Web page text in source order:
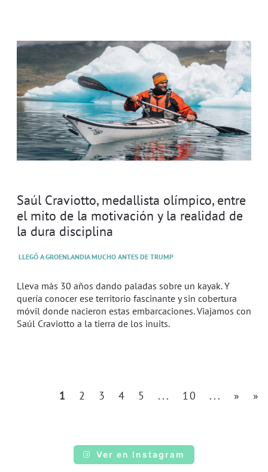
Saúl Craviotto, medallista olímpico, entre
el mito de la motivación y la realidad de
la dura disciplina
LLEGÓ A GROENLANDIA MUCHO ANTES DE TRUMP
Lleva más 30 años dando paladas sobre un kayak. Y
quería conocer ese territorio fascinante y sin cobertura
móvil donde nacieron estas embarcaciones. Viajamos con
Saúl Craviotto a la tierra de los inuits.
1 2 3 4 5 ... 10 ... » »
Ver en Instagram